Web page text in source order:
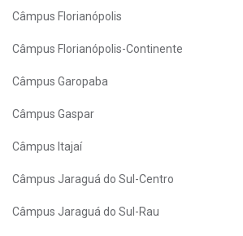
Câmpus Florianópolis
Câmpus Florianópolis-Continente
Câmpus Garopaba
Câmpus Gaspar
Câmpus Itajaí
Câmpus Jaraguá do Sul-Centro
Câmpus Jaraguá do Sul-Rau